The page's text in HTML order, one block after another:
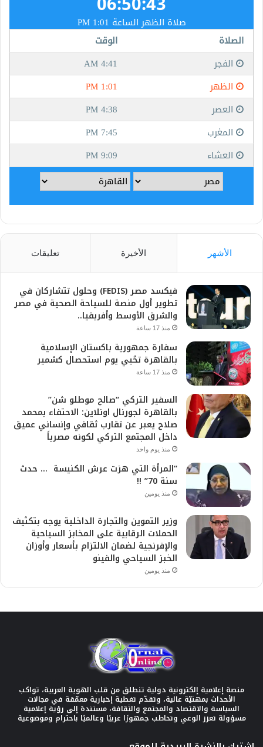
الأشهر الأخيرة تعليقات
فيكسد مصر (FEDIS) وحلول تتشاركان في
تطوير أول منصة للسياحة الصحية في مصر
والشرق الأوسط وأفريقيا..
منذ 17 ساعة
سفارة جمهورية باكستان الإسلامية
بالقاهرة تحُيي يوم استحصال كشمير
منذ 17 ساعة
السفير التركي “صالح موطلو شن”
بالقاهرة لجورنال اونلاين: الاحتفاء بمحمد
صلاح يعبر عن تقارب ثقافي وإنساني عميق
داخل المجتمع التركي لكونه مصرياً
منذ يوم واحد
“المرأة التي هزت عرش الكنيسة … حدث
سنة 70” !!
منذ يومين
وزير التموين والتجارة الداخلية يوجه بتكثيف
الحملات الرقابية على المخابز السياحية
والإفرنجية لضمان الالتزام بأسعار وأوزان
الخبز السياحي والفينو
منذ يومين
منصة إعلامية إلكترونية دولية تنطلق من قلب الهوية العربية، تواكب
الأحداث بمهنيّة عالية، وتقدّم تغطية إخبارية معمّقة في مجالات
السياسة والاقتصاد والمجتمع والثقافة، مستندة إلى رؤية إعلامية
مسؤولة تعزز الوعي وتخاطب جمهورًا عربيًا وعالميًا باحترام وموضوعية